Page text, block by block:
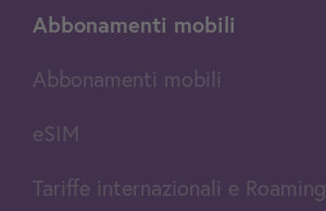
Abbonamenti mobili
Abbonamenti mobili
eSIM
Tariffe internazionali e Roaming